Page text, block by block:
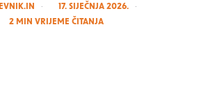
17. SIJEČNJA 2026.
2 MIN VRIJEME ČITANJA